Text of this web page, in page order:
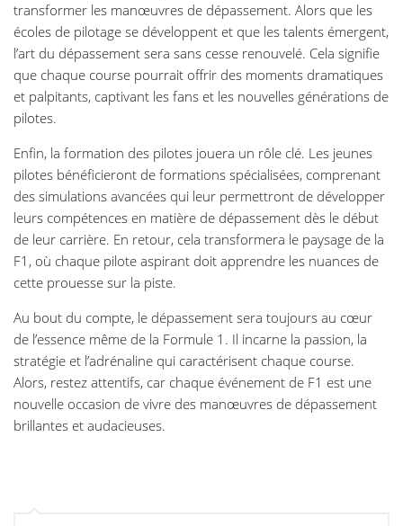
transformer les manœuvres de dépassement. Alors que les
écoles de pilotage se développent et que les talents émergent,
l’art du dépassement sera sans cesse renouvelé. Cela signifie
que chaque course pourrait offrir des moments dramatiques
et palpitants, captivant les fans et les nouvelles générations de
pilotes.
Enfin, la formation des pilotes jouera un rôle clé. Les jeunes
pilotes bénéficieront de formations spécialisées, comprenant
des simulations avancées qui leur permettront de développer
leurs compétences en matière de dépassement dès le début
de leur carrière. En retour, cela transformera le paysage de la
F1, où chaque pilote aspirant doit apprendre les nuances de
cette prouesse sur la piste.
Au bout du compte, le dépassement sera toujours au cœur
de l’essence même de la Formule 1. Il incarne la passion, la
stratégie et l’adrénaline qui caractérisent chaque course.
Alors, restez attentifs, car chaque événement de F1 est une
nouvelle occasion de vivre des manœuvres de dépassement
brillantes et audacieuses.